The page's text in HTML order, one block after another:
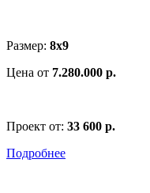
Размер: 8х9
Цена от 7.280.000 р.
Проект от: 33 600 р.
Подробнее